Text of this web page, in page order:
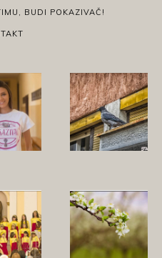
BUDI POKAZIVAČ!